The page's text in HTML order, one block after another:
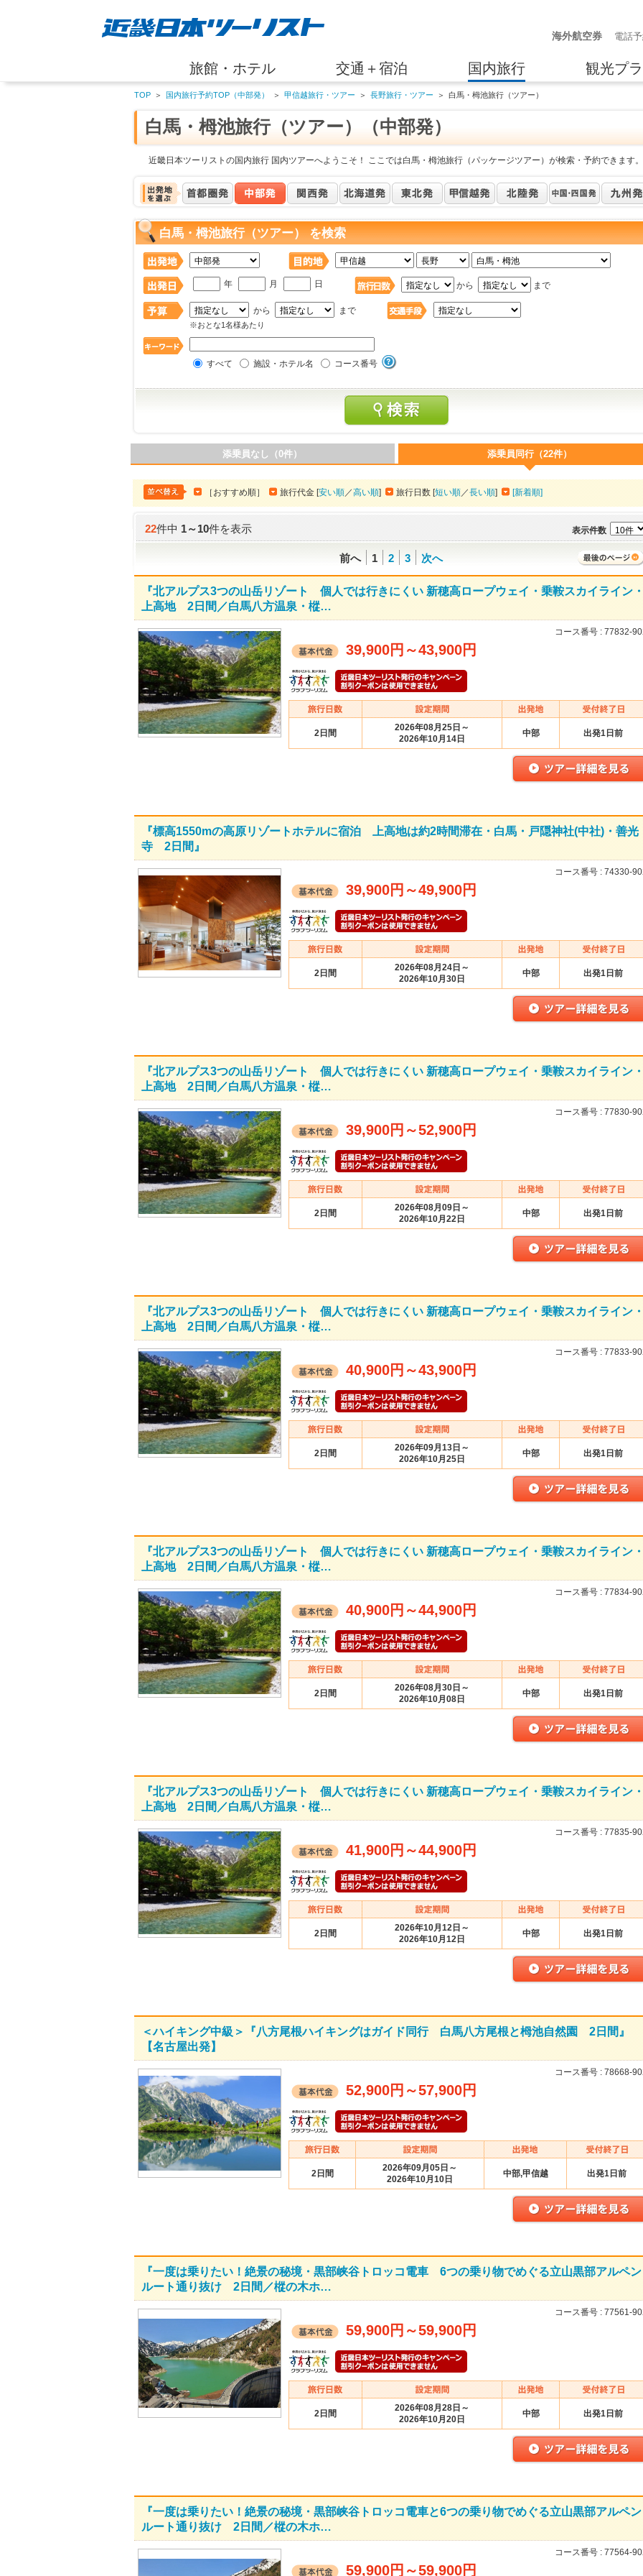
海外航空券 電話
旅館・ホテル 交通＋宿泊 国内旅行 観光プ
TOP ＞ 国内旅行予約TOP（中部発） ＞ 甲信越旅行・ツアー ＞ 長野旅行・ツアー ＞ 白馬・栂池旅行（ツアー）
白馬・栂池旅行（ツアー）（中部発）
近畿日本ツーリストの国内旅行 国内ツアーへようこそ！ ここでは白馬・栂池旅行（パッケージツアー）が検索・予約できます。
白馬・栂池旅行（ツアー） を検索
年 月 日 から まで
から まで
※おとな1名様あたり
すべて 施設・ホテル名 コース番号
添乗員なし（0件） 添乗員同行（22件）
［おすすめ順］ 旅行代金 [安い順／高い順] 旅行日数 [短い順／長い順] [新着順]
22件中1～10件を表示 表示件数
前へ 1 2 3 次へ
『北アルプス3つの山岳リゾート 個人では行きにくい 新穂高ロープウェイ・乗鞍スカイライン
上高地 2日間／白馬八方温泉・樅…
コース番号 : 77832-
39,900円 ～43,900円
2日間
2026年08月25日～
2026年10月14日
中部 出発1日前
『標高1550mの高原リゾートホテルに宿泊 上高地は約2時間滞在・白馬・戸隠神社(中社)・善光
寺 2日間』
コース番号 : 74330-
39,900円 ～49,900円
2日間
2026年08月24日～
2026年10月30日
中部 出発1日前
『北アルプス3つの山岳リゾート 個人では行きにくい 新穂高ロープウェイ・乗鞍スカイライン
上高地 2日間／白馬八方温泉・樅…
コース番号 : 77830-
39,900円 ～52,900円
2日間
2026年08月09日～
2026年10月22日
中部 出発1日前
『北アルプス3つの山岳リゾート 個人では行きにくい 新穂高ロープウェイ・乗鞍スカイライン
上高地 2日間／白馬八方温泉・樅…
コース番号 : 77833-
40,900円 ～43,900円
2日間
2026年09月13日～
2026年10月25日
中部 出発1日前
『北アルプス3つの山岳リゾート 個人では行きにくい 新穂高ロープウェイ・乗鞍スカイライン
上高地 2日間／白馬八方温泉・樅…
コース番号 : 77834-
40,900円 ～44,900円
2日間
2026年08月30日～
2026年10月08日
中部 出発1日前
『北アルプス3つの山岳リゾート 個人では行きにくい 新穂高ロープウェイ・乗鞍スカイライン
上高地 2日間／白馬八方温泉・樅…
コース番号 : 77835-
41,900円 ～44,900円
2日間
2026年10月12日～
2026年10月12日
中部 出発1日前
＜ハイキング中級＞『八方尾根ハイキングはガイド同行 白馬八方尾根と栂池自然園 2日間』
【名古屋出発】
コース番号 : 78668-
52,900円 ～57,900円
2日間
2026年09月05日～
2026年10月10日
中部,甲信越 出発1日前
『一度は乗りたい！絶景の秘境・黒部峡谷トロッコ電車 6つの乗り物でめぐる立山黒部アルペン
ルート通り抜け 2日間／樅の木ホ…
コース番号 : 77561-
59,900円 ～59,900円
2日間
2026年08月28日～
2026年10月20日
中部 出発1日前
『一度は乗りたい！絶景の秘境・黒部峡谷トロッコ電車と6つの乗り物でめぐる立山黒部アルペン
ルート通り抜け 2日間／樅の木ホ…
コース番号 : 77564-
59,900円 ～59,900円